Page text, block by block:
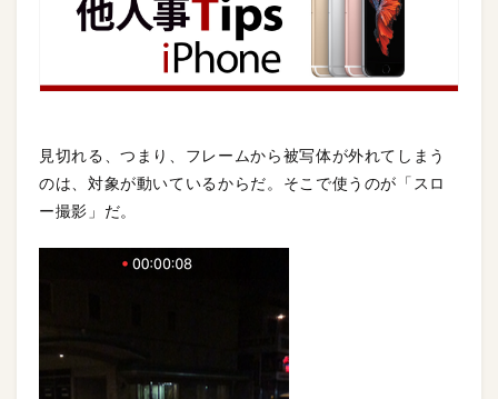
見切れる、つまり、フレームから被写体が外れてしまう
のは、対象が動いているからだ。そこで使うのが「スロ
ー撮影」だ。